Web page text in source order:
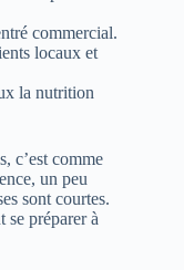
commercial.
locaux et
la nutrition
c’est comme
un peu
sont courtes.
se préparer à